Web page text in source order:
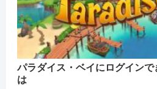
パラダイス・ベイにログイン
は